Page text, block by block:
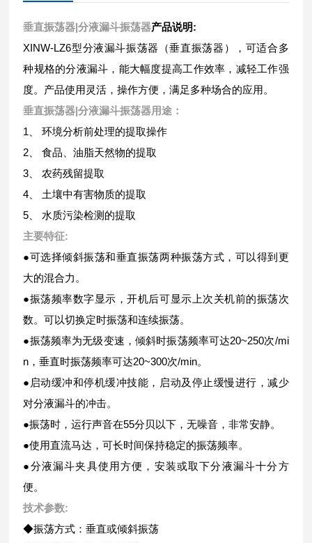
垂直振荡器|分液漏斗振荡器产品说明:
XINW-LZ6型分液漏斗振荡器（垂直振荡器），可适合多
种规格的分液漏斗，能大幅度提高工作效率，减轻工作强
度。产品使用灵活，操作方便，满足多种场合的应用。
垂直振荡器|分液漏斗振荡器用途：
1、 环境分析前处理的提取操作
2、 食品、油脂天然物的提取
3、 农药残留提取
4、 土壤中有害物质的提取
5、 水质污染检测的提取
主要特征:
●可选择倾斜振荡和垂直振荡两种振荡方式，可以得到更
大的混合力。
●振荡频率数字显示，开机后可显示上次关机前的振荡次
数。可以切换定时振荡和连续振荡。
●振荡频率为无级变速，倾斜时振荡频率可达20~250次/mi
n，垂直时振荡频率可达20~300次/min。
●启动缓冲和停机缓冲技能，启动及停止缓慢进行，减少
对分液漏斗的冲击。
●振荡时，运行声音在55分贝以下，无噪音，非常安静。
●使用直流马达，可长时间保持稳定的振荡频率。
●分液漏斗夹具使用方便，安装或取下分液漏斗十分方
便。
技术参数:
◆振荡方式：垂直或倾斜振荡